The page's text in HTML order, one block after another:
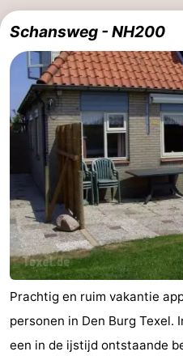
Schansweg - NH200
Prachtig en ruim vakantie
personen in Den Burg Texel.
een in de ijstijd ontstaande